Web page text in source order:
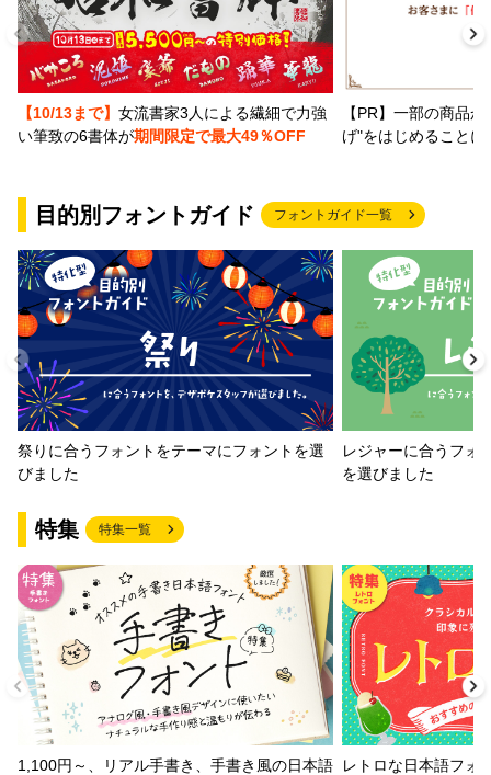
【10/13まで】 女流書家3人による繊細で力強
い筆致の6書体が期間限定で最大49％OFF
【PR】一部の商品
げ"をはじめること
目的別フォントガイド フォントガイド一覧
祭りに合うフォントをテーマにフォントを選
びました
レジャーに合うフォ
を選びました
特集 特集一覧
1,100円～、リアル手書き、手書き風の日本語
レトロな日本語フォ